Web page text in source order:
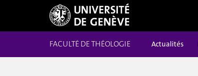
FACULTÉ DE THÉOLOGIE Actualités